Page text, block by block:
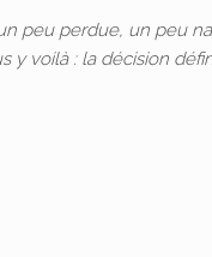
peu perdue, un peu
y voilà : la décision